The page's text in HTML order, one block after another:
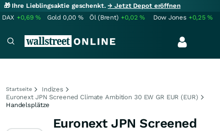
🎁 Ihre Lieblingsaktie geschenkt.→ Jetzt Depot eröffnen
DAX +0,69% Gold 0,00 % Öl (Brent) +0,02% Dow Jones +0,25%
Startseite
Indizes
Euronext JPN Screened Climate Ambition 30 EW GR EUR (EUR)
Handelsplätze
Euronext JPN Screened